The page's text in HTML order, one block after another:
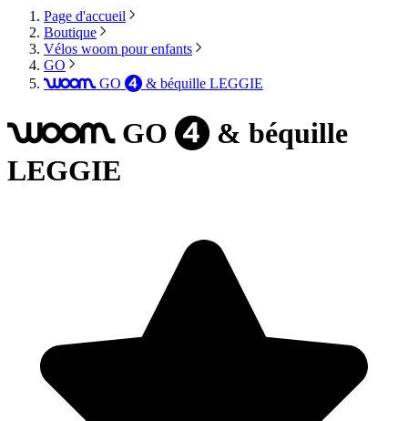
Page d'accueil
Boutique
Vélos woom pour enfants
GO
woom GO 4 & béquille LEGGIE
woom GO 4 & béquille
LEGGIE